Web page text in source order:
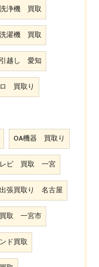
浄機 買取
濯機 買取
引越し 愛知
買取り
OA機器 買取り
ビ 買取 一宮
出張買取り 名古屋
取 一宮市
ド買取